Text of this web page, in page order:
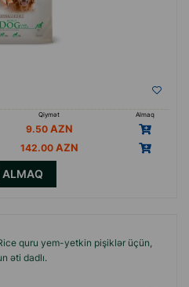
Qiymət
Almaq
9.50
142.00
ALMAQ
quru yem-yetkin pişiklər üçün,
əti dadlı.